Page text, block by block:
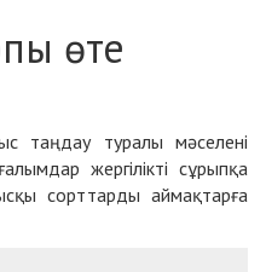
өте
таңдау туралы мәселені
жергілікті сұрыпқа
сорттарды аймақтарға